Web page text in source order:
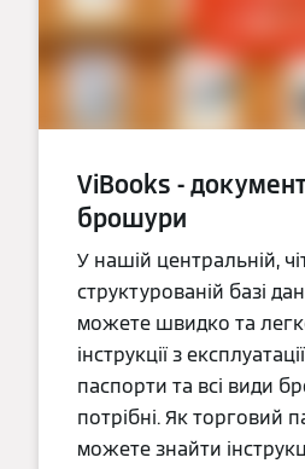
ViBooks -
брошури
У нашій центральній,
структурованій базі
можете швидко та
інструкції з
паспорти та всі види
потрібні. Як торговий
можете знайти